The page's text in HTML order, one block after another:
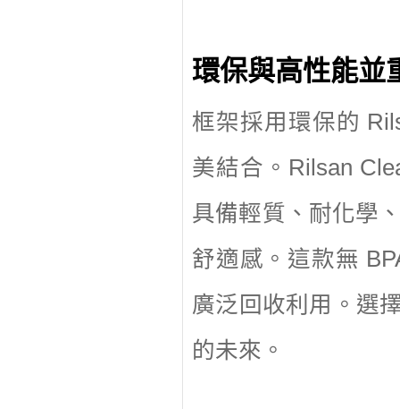
環保與高性能
框架採用環保的
美結合。Rilsan
具備輕質、耐化學
舒適感。這款無
廣泛回收利用。選
的未來。